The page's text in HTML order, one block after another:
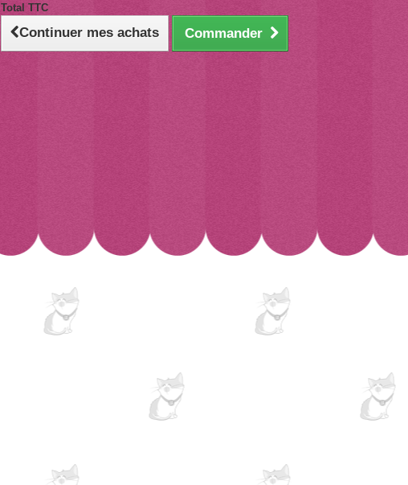
Total TTC
Continuer mes achats Commander